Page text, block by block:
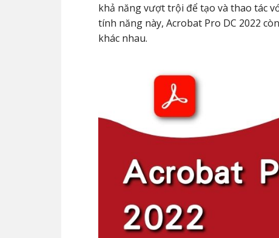
khả năng vượt trội để tạo và thao tác
tính năng này, Acrobat Pro DC 2022
khác nhau.